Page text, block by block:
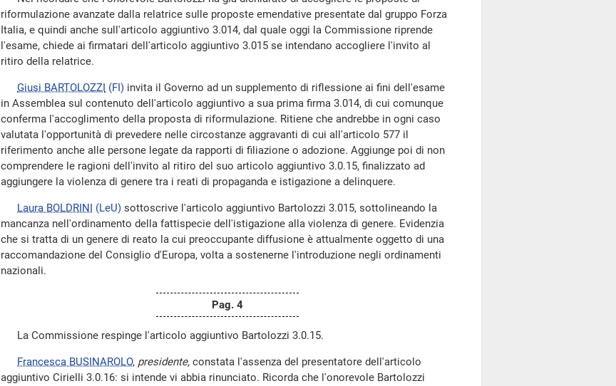
riformulazione avanzate dalla relatrice sulle proposte emendative presentate dal gruppo Forza
Italia, e quindi anche sull'articolo aggiuntivo 3.014, dal quale oggi la Commissione riprende
l'esame, chiede ai firmatari dell'articolo aggiuntivo 3.015 se intendano accogliere l'invito al
ritiro della relatrice.
Giusi BARTOLOZZI (FI) invita il Governo ad un supplemento di riflessione ai fini dell'esame
in Assemblea sul contenuto dell'articolo aggiuntivo a sua prima firma 3.014, di cui comunque
conferma l'accoglimento della proposta di riformulazione. Ritiene che andrebbe in ogni caso
valutata l'opportunità di prevedere nelle circostanze aggravanti di cui all'articolo 577 il
riferimento anche alle persone legate da rapporti di filiazione o adozione. Aggiunge poi di non
comprendere le ragioni dell'invito al ritiro del suo articolo aggiuntivo 3.0.15, finalizzato ad
aggiungere la violenza di genere tra i reati di propaganda e istigazione a delinquere.
Laura BOLDRINI (LeU) sottoscrive l'articolo aggiuntivo Bartolozzi 3.015, sottolineando la
mancanza nell'ordinamento della fattispecie dell'istigazione alla violenza di genere. Evidenzia
che si tratta di un genere di reato la cui preoccupante diffusione è attualmente oggetto di una
raccomandazione del Consiglio d'Europa, volta a sostenerne l'introduzione negli ordinamenti
nazionali.
Pag. 4
La Commissione respinge l'articolo aggiuntivo Bartolozzi 3.0.15.
Francesca BUSINAROLO, presidente, constata l'assenza del presentatore dell'articolo
aggiuntivo Cirielli 3.0.16: si intende vi abbia rinunciato. Ricorda che l'onorevole Bartolozzi